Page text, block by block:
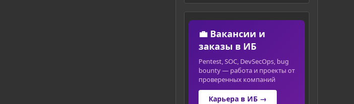
💼 Вакансии и
заказы в ИБ
Pentest, SOC, DevSecOps, bug
bounty — работа и проекты от
проверенных компаний
Карьера в ИБ →